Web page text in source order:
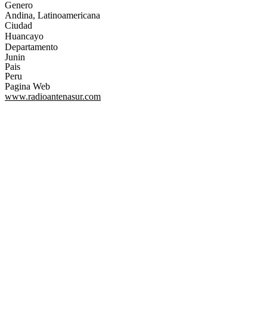
Genero
Andina, Latinoamericana
Ciudad
Huancayo
Departamento
Junin
Pais
Peru
Pagina Web
www.radioantenasur.com